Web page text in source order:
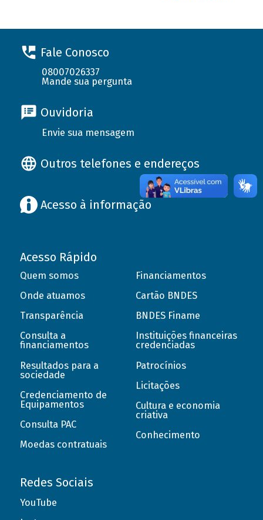
Fale Conosco
08007026337
Mande sua pergunta
Ouvidoria
Envie sua mensagem
Outros telefones e endereços
Acesso à informação
Acesso Rápido
Quem somos
Onde atuamos
Transparência
Consulta a
financiamentos
Resultados para a
sociedade
Credenciamento de
Equipamentos
Consulta PAC
Moedas contratuais
Financiamentos
Cartão BNDES
BNDES Finame
Instituições financeiras
credenciadas
Patrocínios
Licitações
Cultura e economia
criativa
Conhecimento
Redes Sociais
YouTube